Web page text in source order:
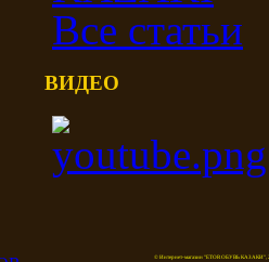
Все статьи
ВИДЕО
© Интернет-магазин "ETOR ОБУВЬ КАЗАКИ",